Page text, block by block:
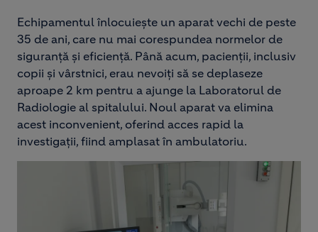
Echipamentul înlocuiește un aparat vechi de peste
35 de ani, care nu mai corespundea normelor de
siguranță și eficiență. Până acum, pacienții, inclusiv
copii și vârstnici, erau nevoiți să se deplaseze
aproape 2 km pentru a ajunge la Laboratorul de
Radiologie al spitalului. Noul aparat va elimina
acest inconvenient, oferind acces rapid la
investigații, fiind amplasat în ambulatoriu.